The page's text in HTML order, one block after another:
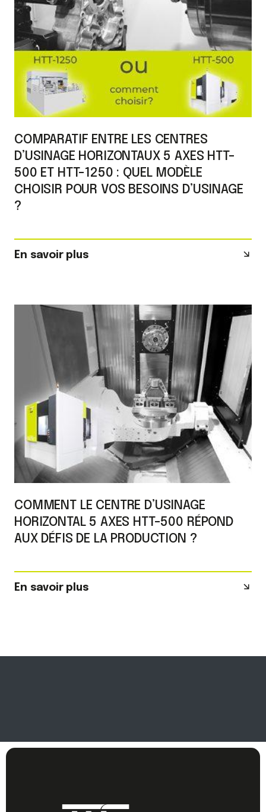
COMPARATIF ENTRE LES CENTRES
D’USINAGE HORIZONTAUX 5 AXES HTT-
500 ET HTT-1250 : QUEL MODÈLE
CHOISIR POUR VOS BESOINS D’USINAGE
?
En savoir plus
COMMENT LE CENTRE D’USINAGE
HORIZONTAL 5 AXES HTT-500 RÉPOND
AUX DÉFIS DE LA PRODUCTION ?
En savoir plus